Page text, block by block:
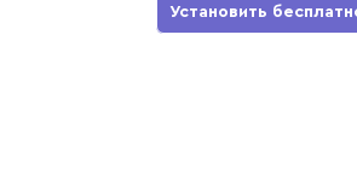
Установить